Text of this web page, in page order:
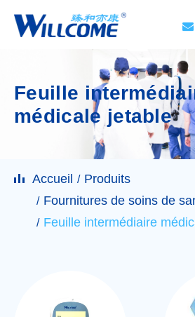
Feuille
médicale jetable
Accueil
Produits
Fournitures de soins de
Feuille intermédiaire